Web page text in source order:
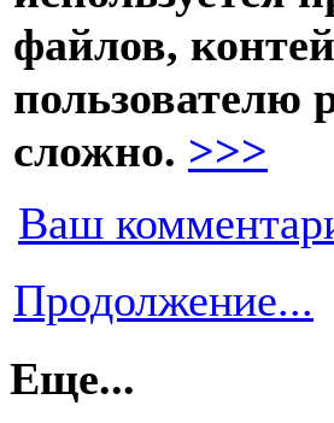
файлов,
пользователю
сложно. >>>
Ваш
Продолжение...
Еще...